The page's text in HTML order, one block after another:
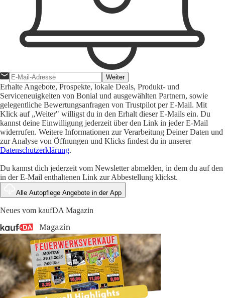
Weiter
Erhalte Angebote, Prospekte, lokale Deals, Produkt- und
Serviceneuigkeiten von Bonial und ausgewählten Partnern, sowie
gelegentliche Bewertungsanfragen von Trustpilot per E-Mail. Mit
Klick auf „Weiter" willigst du in den Erhalt dieser E-Mails ein. Du
kannst deine Einwilligung jederzeit über den Link in jeder E-Mail
widerrufen. Weitere Informationen zur Verarbeitung Deiner Daten und
zur Analyse von Öffnungen und Klicks findest du in unserer
Datenschutzerklärung.
Du kannst dich jederzeit vom Newsletter abmelden, in dem du auf den
in der E-Mail enthaltenen Link zur Abbestellung klickst.
Alle Autopflege Angebote in der App
Neues vom kaufDA Magazin